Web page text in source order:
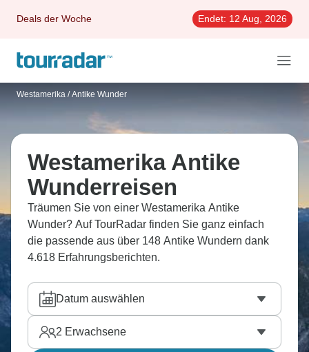
Deals der Woche Endet: 12 Aug, 2026
Westamerika / Antike Wunder
Westamerika Antike
Wunderreisen
Träumen Sie von einer Westamerika Antike
Wunder? Auf TourRadar finden Sie ganz einfach
die passende aus über 148 Antike Wundern dank
4.618 Erfahrungsberichten.
Datum auswählen
2 Erwachsene